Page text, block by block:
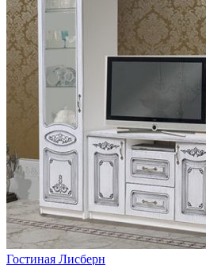
Гостиная Лисберн